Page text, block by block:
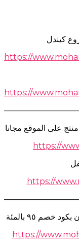
كيندل
https://
https://
https://
https://
٩٥ بالمئة
https://